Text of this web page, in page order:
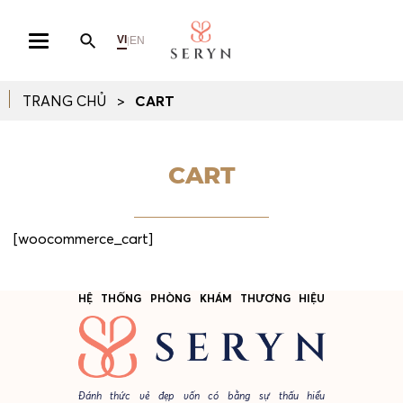
VI | EN
TRANG CHỦ CART
CART
[woocommerce_cart]
HỆ THỐNG PHÒNG KHÁM THƯƠNG HIỆU
Đánh thức vẻ đẹp vốn có bằng sự thấu hiểu